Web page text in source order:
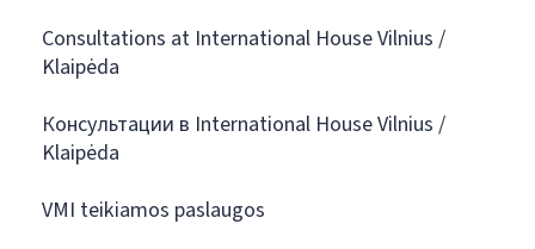
Consultations at International House Vilnius /
Klaipėda
Консультации в International House Vilnius /
Klaipėda
VMI teikiamos paslaugos